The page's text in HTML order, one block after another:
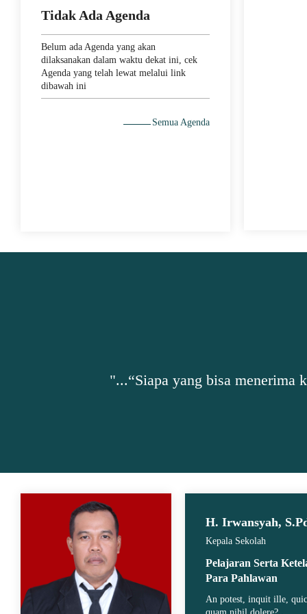
Tidak Ada Agenda
Belum ada Agenda yang akan
dilaksanakan dalam waktu dekat ini, cek
Agenda yang telah lewat melalui link
dibawah ini
Semua Agenda
"...“Siapa yang bisa menerima
H. Irwansyah,
Kepala Sekolah
Pelajaran Serta
Para Pahlawan
An potest, inquit ille,